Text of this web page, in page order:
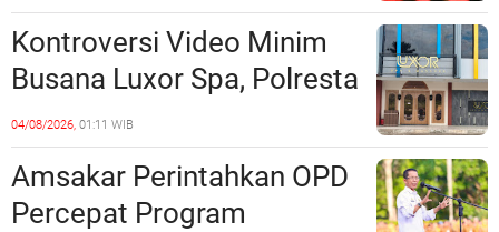
Sinergi dengan Pemko
Batam
Kontroversi Video Minim
Busana Luxor Spa, Polresta
Barelang Usut Tuntas
Unsur Pelanggaran Hukum
04/08/2026, 01:11 WIB
Amsakar Perintahkan OPD
Percepat Program